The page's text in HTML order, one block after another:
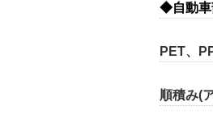
◆自動車
PET、
順積み(